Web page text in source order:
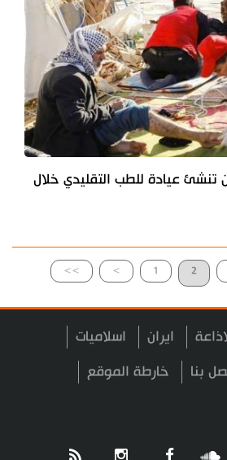
تنشئ عيادة للطب التقليدي خلال
>> > 1 2
ايران اسلاميات
بنا خارطة الموقع